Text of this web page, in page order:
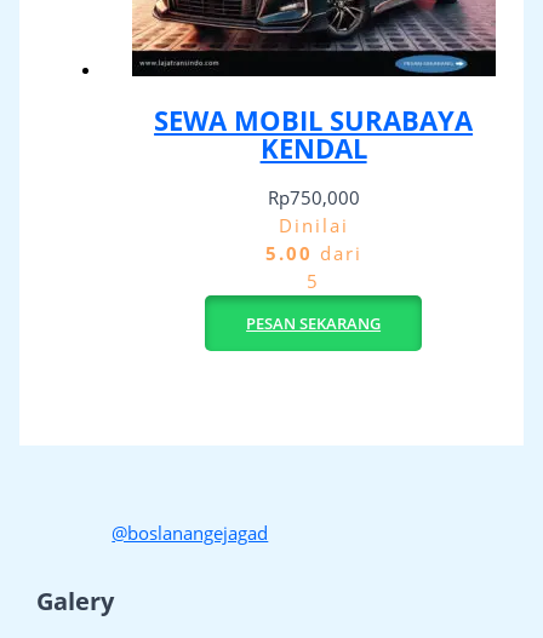
SEWA MOBIL SURABAYA
KENDAL
Rp750,000
Dinilai
5.00 dari
5
PESAN SEKARANG
@boslanangejagad
Galery